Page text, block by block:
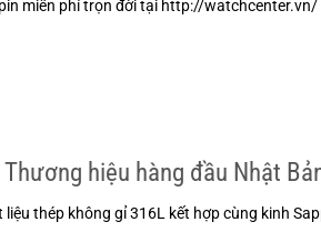
miễn phí trọn đời tại http://watchcenter.vn/
hiệu hàng đầu Nhật
thép không gỉ 316L kết hợp cùng kinh